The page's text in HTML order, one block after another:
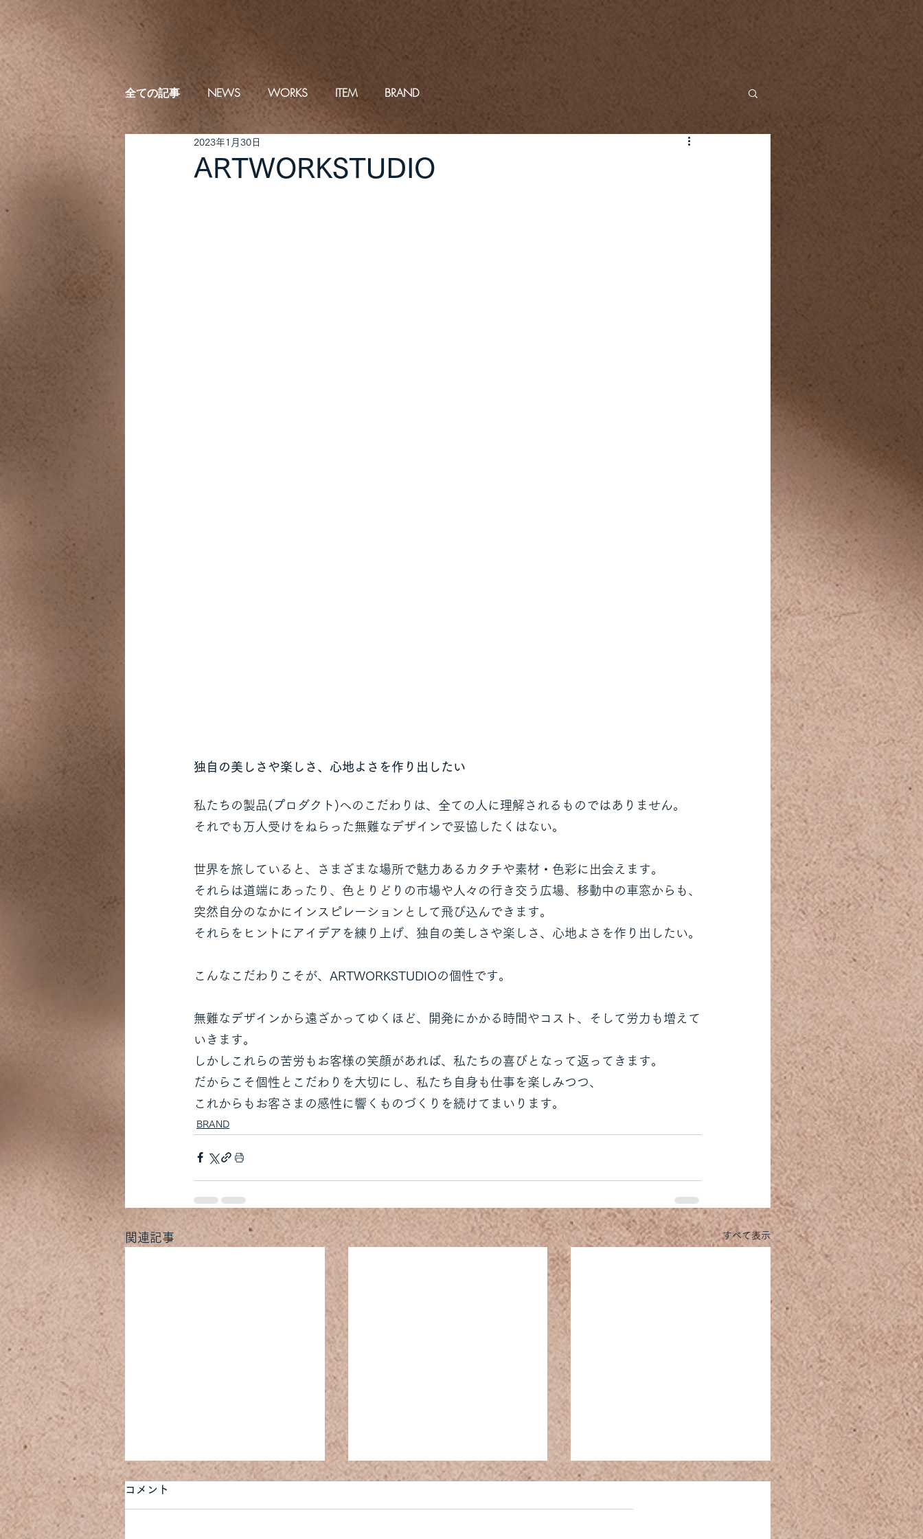
全ての記事 NEWS WORKS ITEM BRAND
ARTWORKSTUDIO
2023年1月30日
独自の美しさや楽しさ、心地よさを作り出したい
私たちの製品(プロダクト)へのこだわりは、全ての人に理解されるものではありません。
それでも万人受けをねらった無難なデザインで妥協したくはない。
世界を旅していると、さまざまな場所で魅力あるカタチや素材・色彩に出会えます。
それらは道端にあったり、色とりどりの市場や人々の行き交う広場、移動中の車窓からも、
突然自分のなかにインスピレーションとして飛び込んできます。
それらをヒントにアイデアを練り上げ、独自の美しさや楽しさ、心地よさを作り出したい。
こんなこだわりこそが、ARTWORKSTUDIOの個性です。
無難なデザインから遠ざかってゆくほど、開発にかかる時間やコスト、そして労力も増えて
いきます。
しかしこれらの苦労もお客様の笑顔があれば、私たちの喜びとなって返ってきます。
だからこそ個性とこだわりを大切にし、私たち自身も仕事を楽しみつつ、
これからもお客さまの感性に響くものづくりを続けてまいります。
BRAND
関連記事 すべて表示
コメント